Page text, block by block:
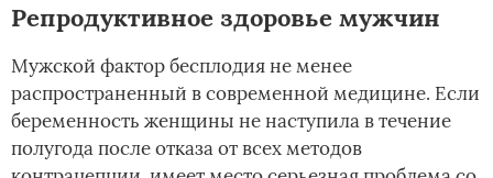
Репродуктивное здоровье мужчин
Мужской фактор бесплодия не менее
распространенный в современной медицине. Если
беременность женщины не наступила в течение
полугода после отказа от всех методов